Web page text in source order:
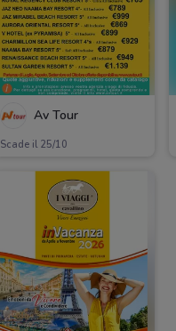
Av Tour
Scade il 25/10